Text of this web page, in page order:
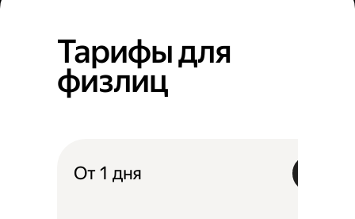
Тарифы для
физлиц
От 1 дня